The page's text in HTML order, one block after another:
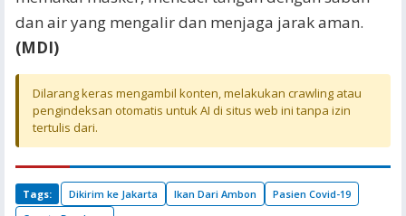
dan air yang mengalir dan menjaga jarak aman.
(MDI)
Dilarang keras mengambil konten, melakukan crawling atau
pengindeksan otomatis untuk AI di situs web ini tanpa izin
tertulis dari.
Tags: Dikirim ke Jakarta Ikan Dari Ambon
Pasien Covid-19